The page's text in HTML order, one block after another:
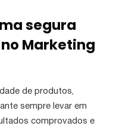
segura
Marketing
de produtos,
sempre levar em
comprovados e